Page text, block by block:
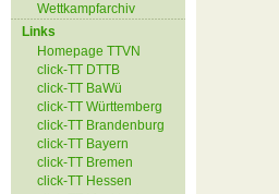
Wettkampfarchiv
Links
Homepage TTVN
click-TT DTTB
click-TT BaWü
click-TT Württemberg
click-TT Brandenburg
click-TT Bayern
click-TT Bremen
click-TT Hessen